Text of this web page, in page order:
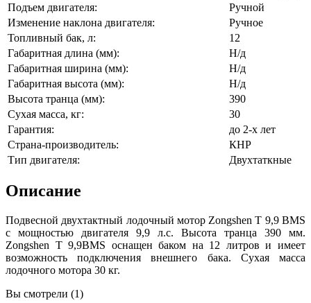
Подъем двигателя:
Ручной
Изменение наклона двигателя:
Ручное
Топливный бак, л:
12
Габаритная длина (мм):
Н/д
Габаритная ширина (мм):
Н/д
Габаритная высота (мм):
Н/д
Высота транца (мм):
390
Сухая масса, кг:
30
Гарантия:
до 2-х лет
Страна-производитель:
КНР
Тип двигателя:
Двухтаткные
Описание
Подвесной двухтактный лодочный мотор Zongshen T 9,9 BMS
с мощностью двигателя 9,9 л.с. Высота транца 390 мм.
Zongshen T 9,9BMS оснащен баком на 12 литров и имеет
возможность подключения внешнего бака. Сухая масса
лодочного мотора 30 кг.
Вы смотрели (1)